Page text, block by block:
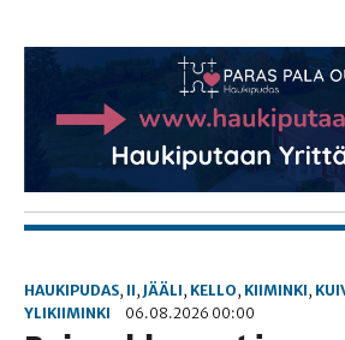
HAUKIPUDAS, II, JÄÄLI, KELLO, KIIMINKI,
YLIKIIMINKI
06.08.2026 00:00